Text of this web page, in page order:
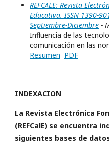
REFCALE: Revista
Educativa. ISSN 1390-
Septiembre-Diciembre -
Influencia de las
comunicación en las
Resumen PDF
INDEXACION
La Revista Electrónica
(REFCalE) se encuentra
siguientes bases de